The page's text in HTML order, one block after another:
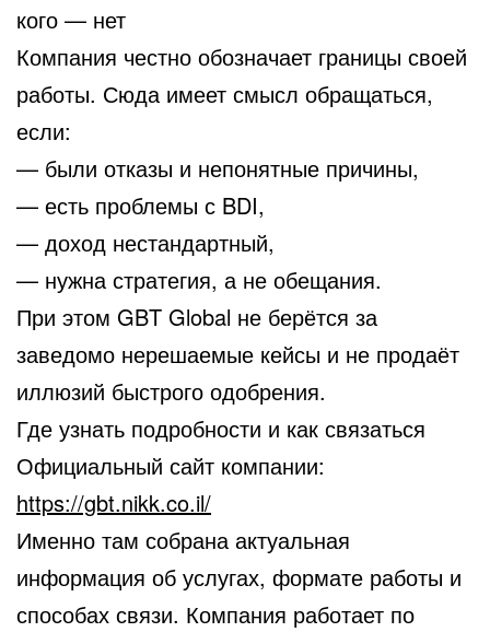
кого — нет
Компания честно обозначает границы своей
работы. Сюда имеет смысл обращаться,
если:
— были отказы и непонятные причины,
— есть проблемы с BDI,
— доход нестандартный,
— нужна стратегия, а не обещания.
При этом GBT Global не берётся за
заведомо нерешаемые кейсы и не продаёт
иллюзий быстрого одобрения.
Где узнать подробности и как связаться
Официальный сайт компании:
https://gbt.nikk.co.il/
Именно там собрана актуальная
информация об услугах, формате работы и
способах связи. Компания работает по